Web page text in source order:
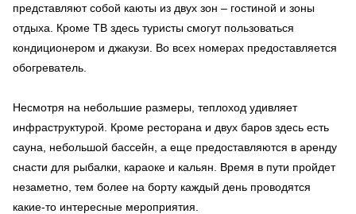
представляют собой каюты из двух зон – гостиной и зоны
отдыха. Кроме ТВ здесь туристы смогут пользоваться
кондиционером и джакузи. Во всех номерах предоставляется
обогреватель.
Несмотря на небольшие размеры, теплоход удивляет
инфраструктурой. Кроме ресторана и двух баров здесь есть
сауна, небольшой бассейн, а еще предоставляются в аренду
снасти для рыбалки, караоке и кальян. Время в пути пройдет
незаметно, тем более на борту каждый день проводятся
какие-то интересные мероприятия.